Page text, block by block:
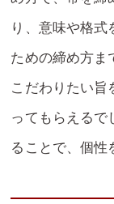
り、意味や格式
ための締め方ま
こだわりたい旨
ってもらえるで
ることで、個性